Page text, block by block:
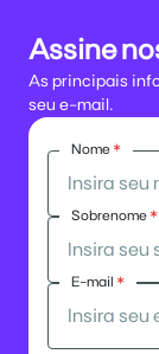
Assine
As principais
seu e-mail.
Nome *
Sobrenome *
E-mail *